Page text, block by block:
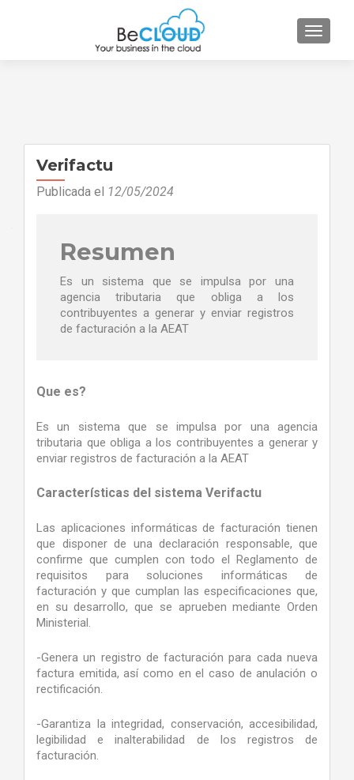
Verifactu
Publicada el 12/05/2024
Resumen
Es un sistema que se impulsa por una
agencia tributaria que obliga a los
contribuyentes a generar y enviar registros
de facturación a la AEAT
Que es?
Es un sistema que se impulsa por una agencia
tributaria que obliga a los contribuyentes a generar y
enviar registros de facturación a la AEAT
Características del sistema Verifactu
Las aplicaciones informáticas de facturación tienen
que disponer de una declaración responsable, que
confirme que cumplen con todo el Reglamento de
requisitos para soluciones informáticas de
facturación y que cumplan las especificaciones que,
en su desarrollo, que se aprueben mediante Orden
Ministerial.
-Genera un registro de facturación para cada nueva
factura emitida, así como en el caso de anulación o
rectificación.
-Garantiza la integridad, conservación, accesibilidad,
legibilidad e inalterabilidad de los registros de
facturación.